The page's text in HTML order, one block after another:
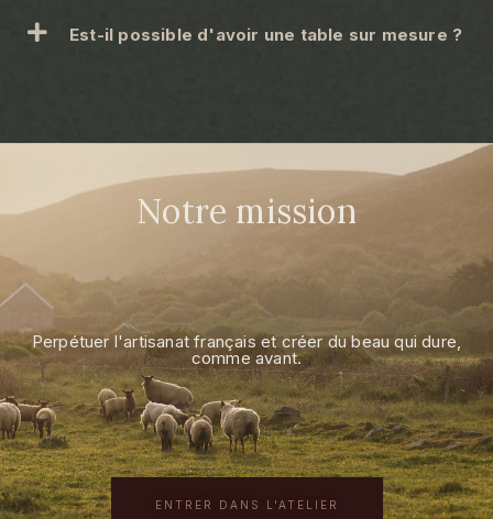
Est-il possible d'avoir une table sur mesure ?
Notre mission
Perpétuer l'artisanat français et créer du beau qui dure,
comme avant.
ENTRER DANS L'ATELIER